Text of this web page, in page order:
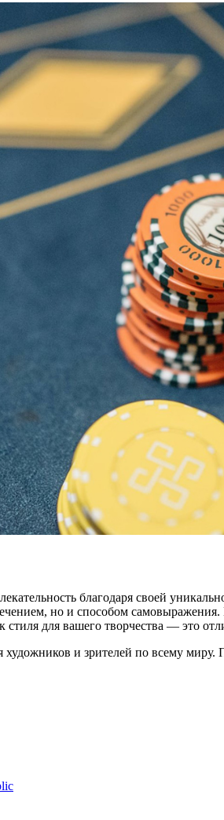
благодаря своей
но и способом
для вашего творчества — это
и зрителей по всему